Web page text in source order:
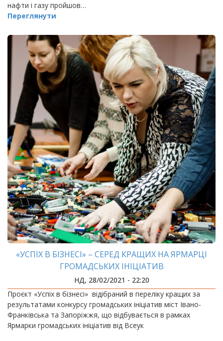
нафти і газу пройшов…
Переглянути
«УСПІХ В БІЗНЕСІ» – СЕРЕД КРАЩИХ НА ЯРМАРЦІ
ГРОМАДСЬКИХ ІНІЦІАТИВ
НД, 28/02/2021 - 22:20
Проєкт «Успіх в бізнесі» відібраний в переліку кращих за
результатами конкурсу громадських ініціатив міст Івано-
Франківська та Запоріжжя, що відбувається в рамках
Ярмарки громадських ініціатив від Всеук